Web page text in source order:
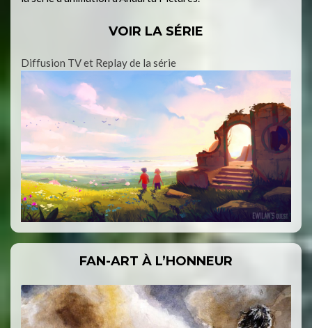
VOIR LA SÉRIE
Diffusion TV et Replay de la série
FAN-ART À L’HONNEUR